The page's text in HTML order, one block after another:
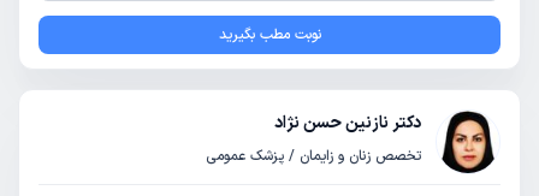
نوبت مطب بگیرید
دکتر نازنین حسن نژاد
تخصص زنان و زایمان / پزشک عمومی